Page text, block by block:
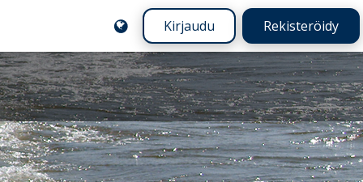
Kirjaudu Rekisteröidy